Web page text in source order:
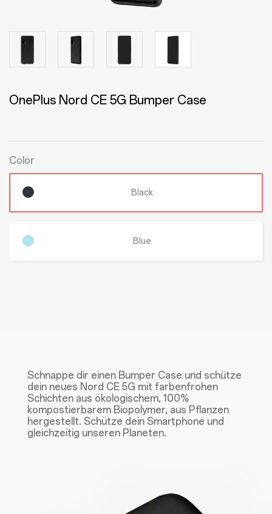
OnePlus Nord CE 5G Bumper Case
Color
Black
Blue
Schnappe dir einen Bumper Case und schütze
dein neues Nord CE 5G mit farbenfrohen
Schichten aus ökologischem, 100%
kompostierbarem Biopolymer, aus Pflanzen
hergestellt. Schütze dein Smartphone und
gleichzeitig unseren Planeten.